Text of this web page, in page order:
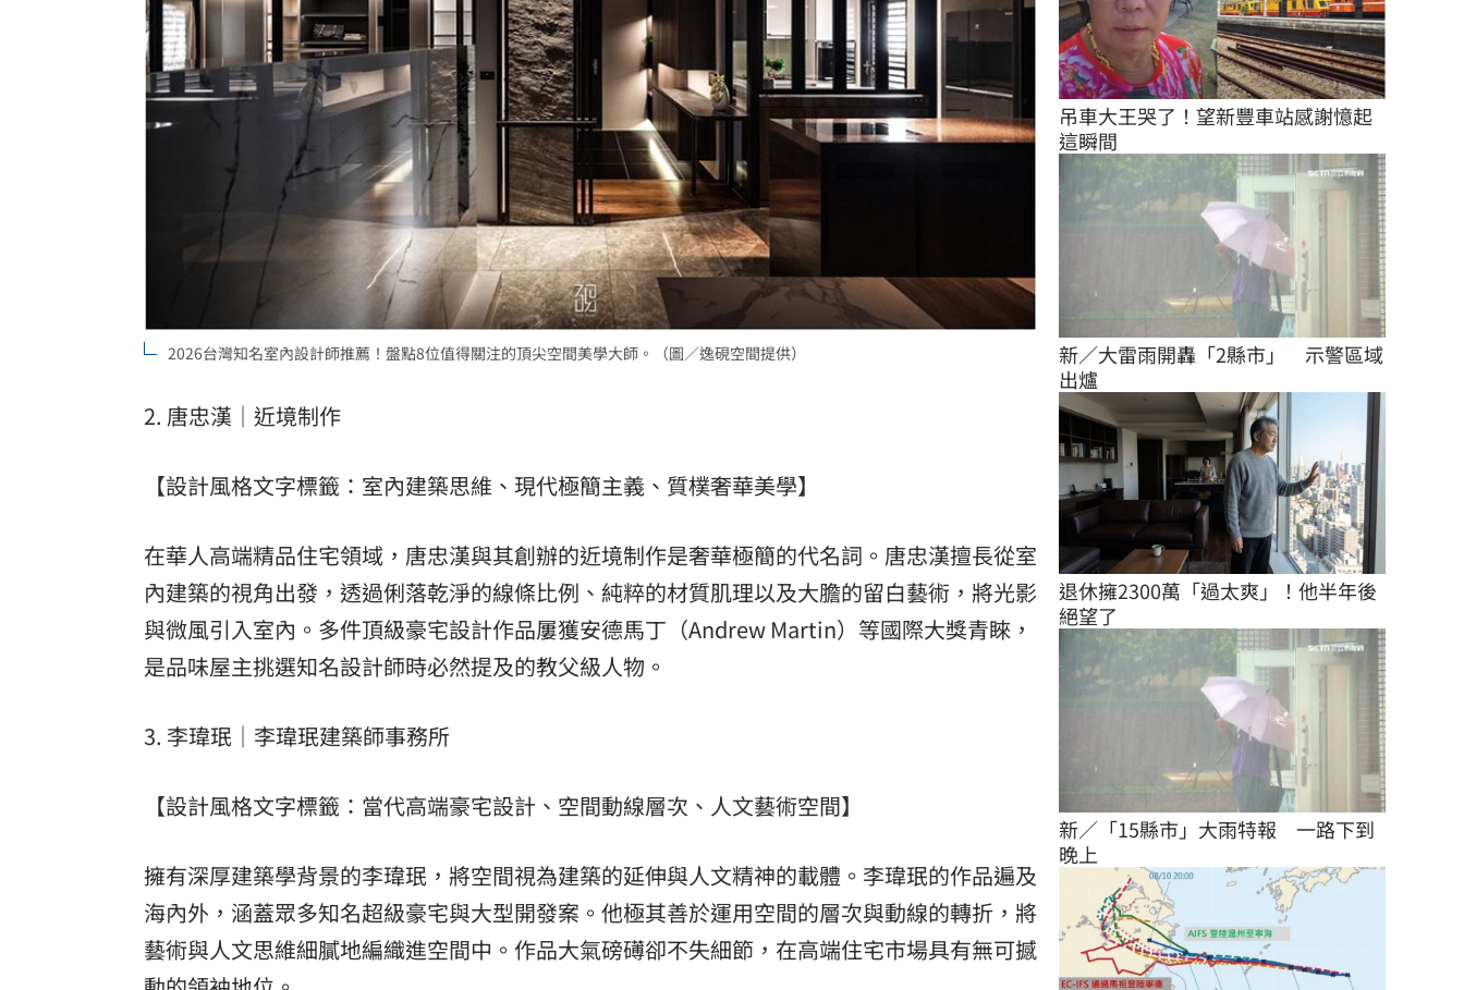
2026台灣知名室內設計師推薦！盤點8位值得關注的頂尖空間美學大師。（圖／逸硯空間提供）
2. 唐忠漢｜近境制作
【設計風格文字標籤：室內建築思維、現代極簡主義、質樸奢華美學】
在華人高端精品住宅領域，唐忠漢與其創辦的近境制作是奢華極簡的代名詞。唐忠漢擅長從室
內建築的視角出發，透過俐落乾淨的線條比例、純粹的材質肌理以及大膽的留白藝術，將光影
與微風引入室內。多件頂級豪宅設計作品屢獲安德馬丁（Andrew Martin）等國際大獎青睞，
是品味屋主挑選知名設計師時必然提及的教父級人物。
3. 李瑋珉｜李瑋珉建築師事務所
【設計風格文字標籤：當代高端豪宅設計、空間動線層次、人文藝術空間】
擁有深厚建築學背景的李瑋珉，將空間視為建築的延伸與人文精神的載體。李瑋珉的作品遍及
海內外，涵蓋眾多知名超級豪宅與大型開發案。他極其善於運用空間的層次與動線的轉折，將
藝術與人文思維細膩地編織進空間中。作品大氣磅礡卻不失細節，在高端住宅市場具有無可撼
吊車大王哭了！望新豐車站感謝憶起
這瞬間
新／大雷雨開轟「2縣市」　示警區域
出爐
退休擁2300萬「過太爽」！他半年後
絕望了
新／「15縣市」大雨特報　一路下到
晚上